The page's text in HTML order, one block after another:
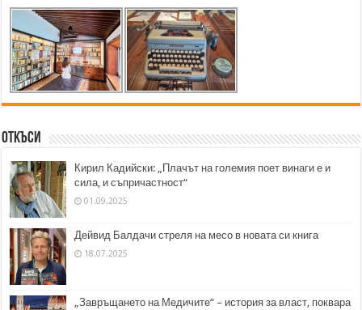
Откъси
Кирил Кадийски: „Плачът на големия поет винаги е и
сила, и съпричастност“
01.09.2025
Дейвид Балдачи стреля на месо в новата си книга
18.07.2025
„Завръщането на Медичите“ – история за власт, поквара